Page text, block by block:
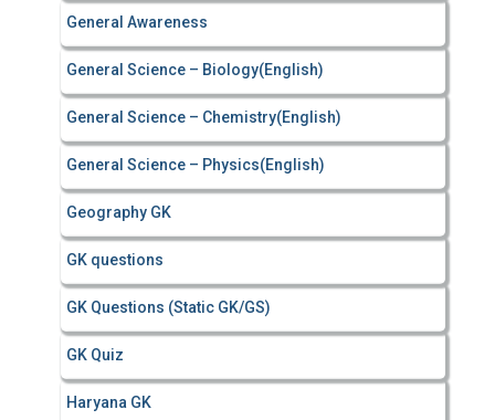
General Awareness
General Science – Biology(English)
General Science – Chemistry(English)
General Science – Physics(English)
Geography GK
GK questions
GK Questions (Static GK/GS)
GK Quiz
Haryana GK